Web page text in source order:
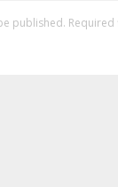
published.